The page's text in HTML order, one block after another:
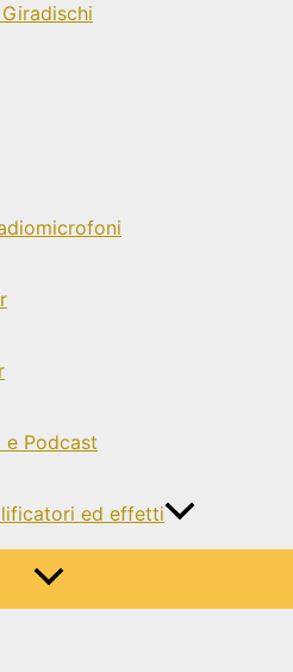
e Podcast
ed effetti